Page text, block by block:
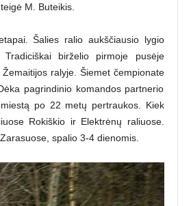
M. Buteikis.
Šalies ralio aukščiausio lygio
birželio pirmoje pusėje
ralyje. Šiemet čempionate
pagrindinio komandos partnerio
po 22 metų pertraukos. Kiek
Rokiškio ir Elektrėnų raliuose.
spalio 3-4 dienomis.